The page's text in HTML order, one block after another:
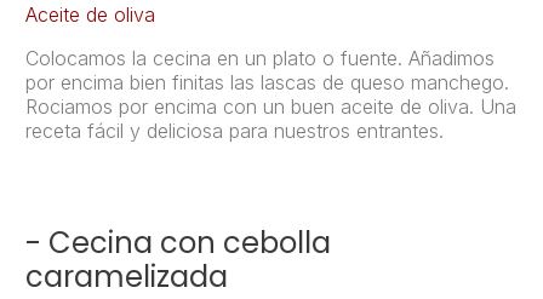
Aceite de oliva
Colocamos la cecina en un plato o fuente. Añadimos
por encima bien finitas las lascas de queso manchego.
Rociamos por encima con un buen aceite de oliva. Una
receta fácil y deliciosa para nuestros entrantes.
- Cecina con cebolla
caramelizada